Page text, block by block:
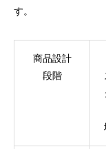
す。
商品設計
段階